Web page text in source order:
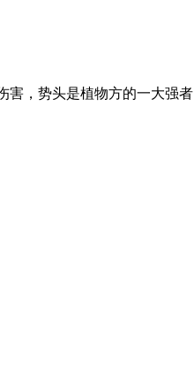
害，势头是植物方的一大强者